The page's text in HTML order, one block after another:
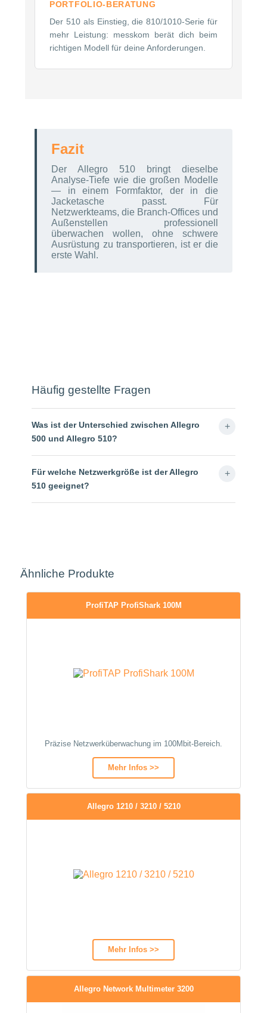
PORTFOLIO-BERATUNG
Der 510 als Einstieg, die 810/1010-Serie für
mehr Leistung: messkom berät dich beim
richtigen Modell für deine Anforderungen.
Fazit
Der Allegro 510 bringt dieselbe
Analyse-Tiefe wie die großen Modelle
— in einem Formfaktor, der in die
Jacketasche passt. Für
Netzwerkteams, die Branch-Offices und
Außenstellen professionell
überwachen wollen, ohne schwere
Ausrüstung zu transportieren, ist er die
erste Wahl.
Häufig gestellte Fragen
Was ist der Unterschied zwischen Allegro
500 und Allegro 510?
Für welche Netzwerkgröße ist der Allegro
510 geeignet?
Ähnliche Produkte
ProfiTAP ProfiShark 100M
Präzise Netzwerküberwachung im 100Mbit-Bereich.
Mehr Infos >>
Allegro 1210 / 3210 / 5210
Mehr Infos >>
Allegro Network Multimeter 3200